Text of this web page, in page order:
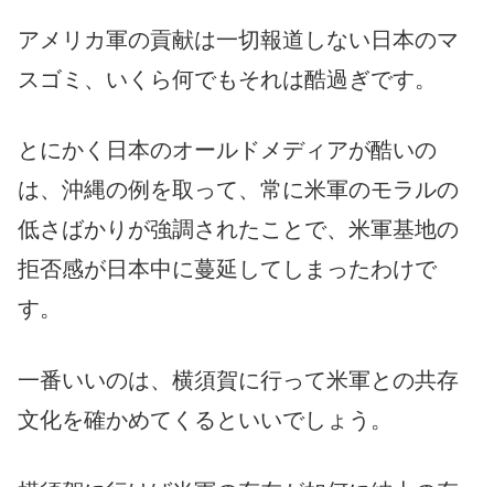
アメリカ軍の貢献は一切報道しない日本のマ
スゴミ、いくら何でもそれは酷過ぎです。
とにかく日本のオールドメディアが酷いの
は、沖縄の例を取って、常に米軍のモラルの
低さばかりが強調されたことで、米軍基地の
拒否感が日本中に蔓延してしまったわけで
す。
一番いいのは、横須賀に行って米軍との共存
文化を確かめてくるといいでしょう。